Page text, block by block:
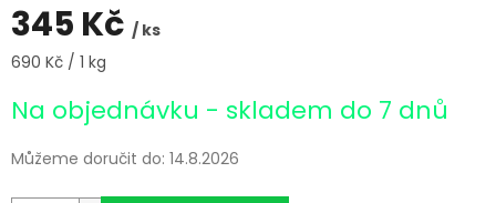
345 Kč / ks
Měrná
690 Kč / 1 kg
Na objednávku - skladem do 7 dnů
Můžeme doručit do: 14.8.2026